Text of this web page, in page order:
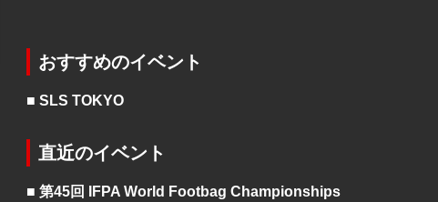
おすすめのイベント
■ SLS TOKYO
直近のイベント
■ 第45回 IFPA World Footbag Championships